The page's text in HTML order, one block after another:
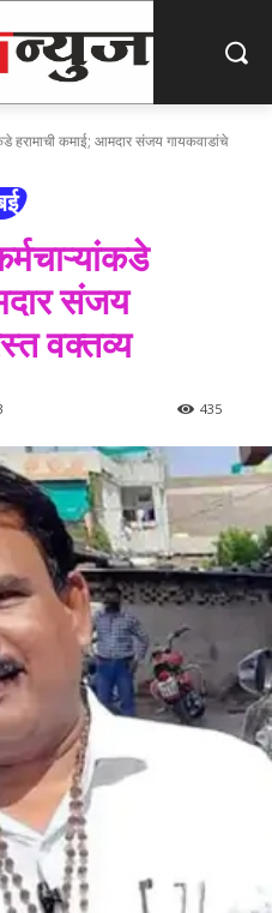
हरामाची कमाई; आमदार संजय गायकवाडांचे
संजय
वक्तव्य
435